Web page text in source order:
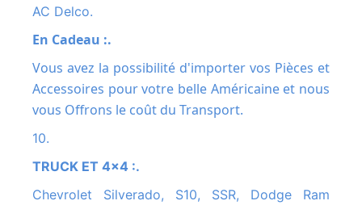
AC Delco.
En Cadeau :.
Vous avez la possibilité d'importer vos Pièces et
Accessoires pour votre belle Américaine et nous
vous Offrons le coût du Transport.
10.
TRUCK ET 4x4 :.
Chevrolet Silverado, S10, SSR, Dodge Ram